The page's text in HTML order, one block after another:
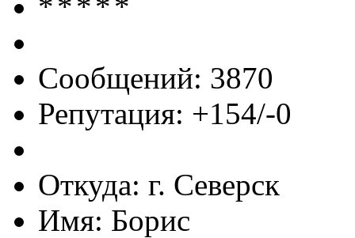
Сообщений: 3870
Репутация: +154/-0
Откуда: г. Северск
Имя: Борис